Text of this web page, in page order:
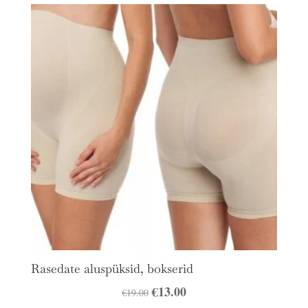
oli:
€12.00.
on:
Rasedate aluspüksid, bokserid
€19.00 Algne
€13.00Praegune